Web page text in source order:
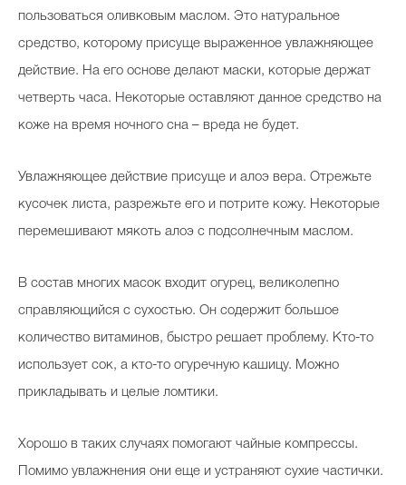
пользоваться оливковым маслом. Это натуральное
средство, которому присуще выраженное увлажняющее
действие. На его основе делают маски, которые держат
четверть часа. Некоторые оставляют данное средство на
коже на время ночного сна – вреда не будет.
Увлажняющее действие присуще и алоэ вера. Отрежьте
кусочек листа, разрежьте его и потрите кожу. Некоторые
перемешивают мякоть алоэ с подсолнечным маслом.
В состав многих масок входит огурец, великолепно
справляющийся с сухостью. Он содержит большое
количество витаминов, быстро решает проблему. Кто-то
использует сок, а кто-то огуречную кашицу. Можно
прикладывать и целые ломтики.
Хорошо в таких случаях помогают чайные компрессы.
Помимо увлажнения они еще и устраняют сухие частички.